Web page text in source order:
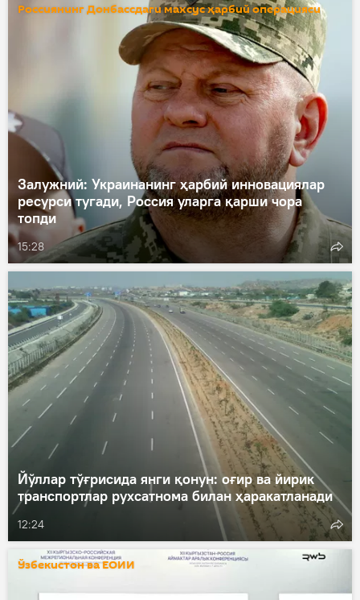
Россиянинг Донбассдаги махсус ҳарбий операцияси
Залужний: Украинанинг ҳарбий инновациялар
ресурси тугади, Россия уларга қарши чора
топди
15:28
Йўллар тўғрисида янги қонун: оғир ва йирик
транспортлар рухсатнома билан ҳаракатланади
12:24
Ўзбекистон ва ЕОИИ